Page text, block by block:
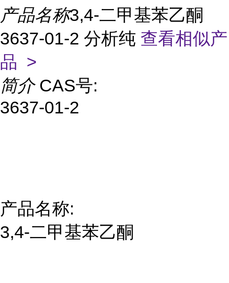
产品名称3,4-二甲基苯乙酮
3637-01-2 分析纯 查看相似产
品 >
简介 CAS号:
3637-01-2
产品名称:
3,4-二甲基苯乙酮